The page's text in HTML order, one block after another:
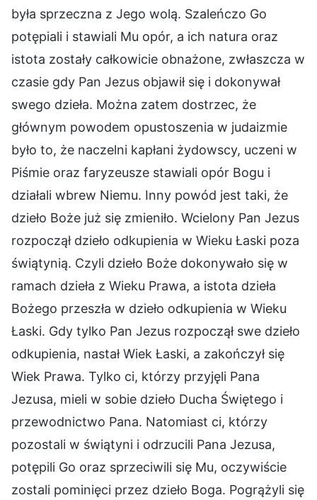
była sprzeczna z Jego wolą. Szaleńczo Go
potępiali i stawiali Mu opór, a ich natura oraz
istota zostały całkowicie obnażone, zwłaszcza w
czasie gdy Pan Jezus objawił się i dokonywał
swego dzieła. Można zatem dostrzec, że
głównym powodem opustoszenia w judaizmie
było to, że naczelni kapłani żydowscy, uczeni w
Piśmie oraz faryzeusze stawiali opór Bogu i
działali wbrew Niemu. Inny powód jest taki, że
dzieło Boże już się zmieniło. Wcielony Pan Jezus
rozpoczął dzieło odkupienia w Wieku Łaski poza
świątynią. Czyli dzieło Boże dokonywało się w
ramach dzieła z Wieku Prawa, a istota dzieła
Bożego przeszła w dzieło odkupienia w Wieku
Łaski. Gdy tylko Pan Jezus rozpoczął swe dzieło
odkupienia, nastał Wiek Łaski, a zakończył się
Wiek Prawa. Tylko ci, którzy przyjęli Pana
Jezusa, mieli w sobie dzieło Ducha Świętego i
przewodnictwo Pana. Natomiast ci, którzy
pozostali w świątyni i odrzucili Pana Jezusa,
potępili Go oraz sprzeciwili się Mu, oczywiście
zostali pominięci przez dzieło Boga. Pogrążyli się